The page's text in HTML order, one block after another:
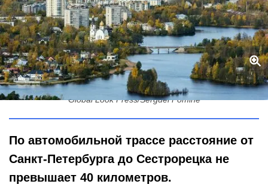
Какое расстояние от Санкт-Петербурга до Сестрорецка?
Global Look Press/Serguei Fomine
По автомобильной трассе расстояние от
Санкт-Петербурга до Сестрорецка не
превышает 40 километров.